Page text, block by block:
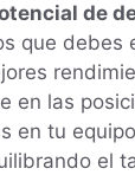
de
que debes
en las
en tu
el